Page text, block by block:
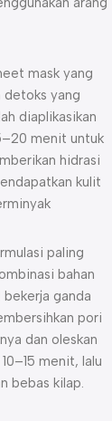
mask yang
detoks yang
diaplikasikan
menit untuk
hidrasi
kulit
paling
bahan
ganda
pori
dan oleskan
menit, lalu
bebas kilap.